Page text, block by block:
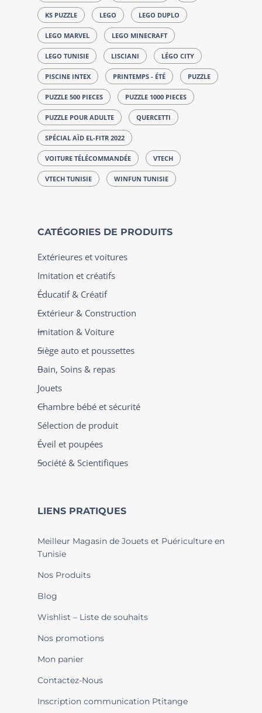
KS PUZZLE LEGO LEGO DUPLO
LEGO MARVEL LEGO MINECRAFT
LEGO TUNISIE LISCIANI LÉGO CITY
PISCINE INTEX PRINTEMPS - ÉTÉ PUZZLE
PUZZLE 500 PIECES PUZZLE 1000 PIECES
PUZZLE POUR ADULTE QUERCETTI
SPÉCIAL AÏD EL-FITR 2022
VOITURE TÉLÉCOMMANDÉE VTECH
VTECH TUNISIE WINFUN TUNISIE
CATÉGORIES DE PRODUITS
Extérieures et voitures
Imitation et créatifs
Éducatif & Créatif
Extérieur & Construction
Imitation & Voiture
Siège auto et poussettes
Bain, Soins & repas
Jouets
Chambre bébé et sécurité
Sélection de produit
Éveil et poupées
Société & Scientifiques
LIENS PRATIQUES
Meilleur Magasin de Jouets et Puériculture en
Tunisie
Nos Produits
Blog
Wishlist – Liste de souhaits
Nos promotions
Mon panier
Contactez-Nous
Inscription communication Ptitange